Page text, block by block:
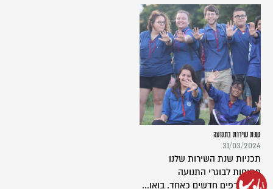
שנת שירות בתנועה
31/03/2024
תכניות שנת השירות שלנו
פתוחות לבוגרי התנועה
ולמצטרפים חדשים כאחד. בואו...